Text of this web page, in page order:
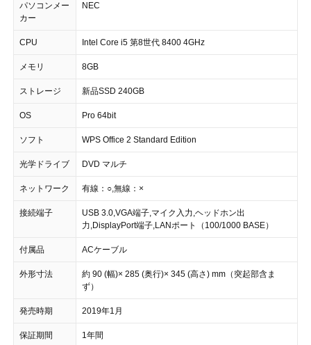
パソコンメー
カー
NEC
CPU Intel Core i5 第8世代 8400 4GHz
メモリ 8GB
ストレージ 新品SSD 240GB
OS Pro 64bit
ソフト WPS Office 2 Standard Edition
光学ドライブ DVD マルチ
ネットワーク 有線：○,無線：×
接続端子
USB 3.0,VGA端子,マイク入力,ヘッドホン出
力,DisplayPort端子,LANポート（100/1000 BASE）
付属品 ACケーブル
外形寸法
約 90 (幅)× 285 (奥行)× 345 (高さ) mm（突起部含ま
ず）
発売時期 2019年1月
保証期間 1年間